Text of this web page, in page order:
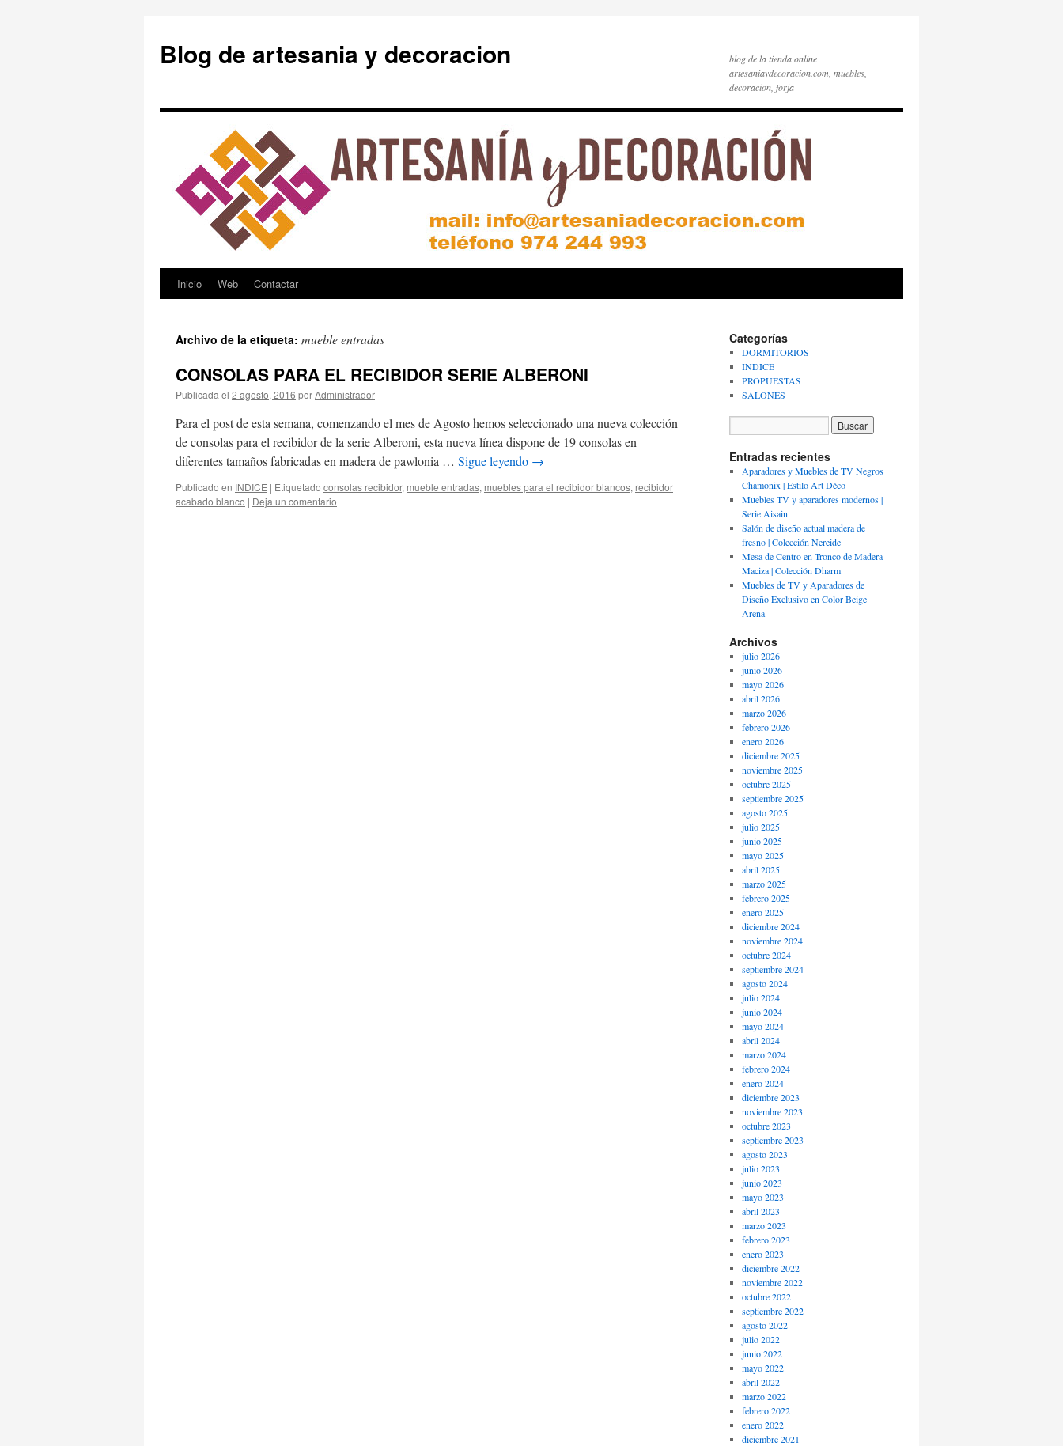
Blog de artesania y decoracion
blog de la tienda online
artesaniaydecoracion.com, muebles,
decoracion, forja
Saltar
contenido
Inicio Web Contactar
Archivo de la etiqueta: mueble entradas
CONSOLAS PARA EL RECIBIDOR SERIE ALBERONI
Publicada el 2 agosto, 2016 porAdministrador
Para el post de esta semana, comenzando el mes de Agosto hemos seleccionado una nueva colección
de consolas para el recibidor de la serie Alberoni, esta nueva línea dispone de 19 consolas en
diferentes tamaños fabricadas en madera de pawlonia … Sigue leyendo →
Publicado en INDICE | Etiquetado consolas recibidor, mueble entradas, muebles para el recibidor blancos, recibidor
acabado blanco | Deja un comentario
Categorías
DORMITORIOS
INDICE
PROPUESTAS
SALONES
Entradas recientes
Aparadores y Muebles de TV Negros
Chamonix | Estilo Art Déco
Muebles TV y aparadores modernos |
Serie Aisain
Salón de diseño actual madera de
fresno | Colección Nereide
Mesa de Centro en Tronco de Madera
Maciza | Colección Dharm
Muebles de TV y Aparadores de
Diseño Exclusivo en Color Beige
Arena
Archivos
julio 2026
junio 2026
mayo 2026
abril 2026
marzo 2026
febrero 2026
enero 2026
diciembre 2025
noviembre 2025
octubre 2025
septiembre 2025
agosto 2025
julio 2025
junio 2025
mayo 2025
abril 2025
marzo 2025
febrero 2025
enero 2025
diciembre 2024
noviembre 2024
octubre 2024
septiembre 2024
agosto 2024
julio 2024
junio 2024
mayo 2024
abril 2024
marzo 2024
febrero 2024
enero 2024
diciembre 2023
noviembre 2023
octubre 2023
septiembre 2023
agosto 2023
julio 2023
junio 2023
mayo 2023
abril 2023
marzo 2023
febrero 2023
enero 2023
diciembre 2022
noviembre 2022
octubre 2022
septiembre 2022
agosto 2022
julio 2022
junio 2022
mayo 2022
abril 2022
marzo 2022
febrero 2022
enero 2022
diciembre 2021